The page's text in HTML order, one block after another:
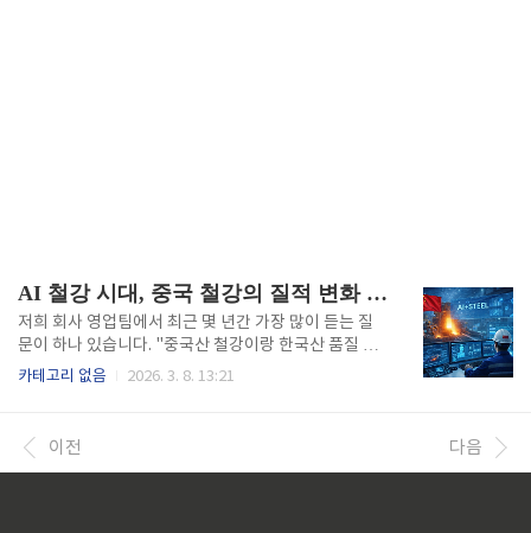
AI 철강 시대, 중국 철강의 질적 변화 : 한국 철강 대응 전략
저희 회사 영업팀에서 최근 몇 년간 가장 많이 듣는 질
문이 하나 있습니다. "중국산 철강이랑 한국산 품질 차
이가 어느 정도인가요?" 예전 같으면 자신 있게 "우리
을 많이 들어왔습니다. 하지만 요즘은 솔직히 말이 막힙
니다. 제가 직접 가공업체들을 돌아보니 충격적인 얘기
카테고리 없음 2026. 3. 8. 13:21
이전 다음